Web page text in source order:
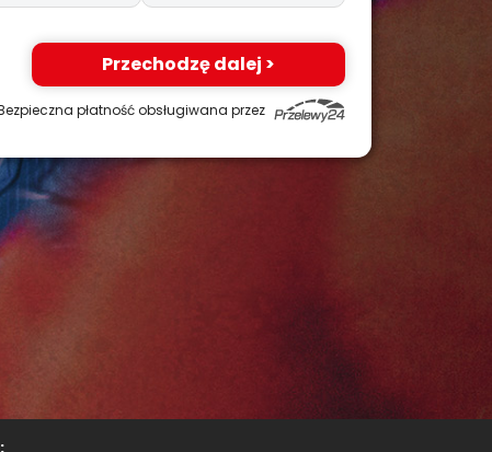
Przechodzę dalej >
płatność obsługiwana przez